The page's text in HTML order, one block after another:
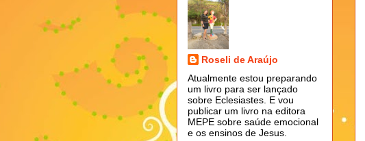
Roseli de Araújo
Atualmente estou preparando
um livro para ser lançado
sobre Eclesiastes. E vou
publicar um livro na editora
MEPE sobre saúde emocional
e os ensinos de Jesus.